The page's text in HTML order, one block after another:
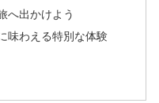
へ出かけよう
味わえる特別な体験